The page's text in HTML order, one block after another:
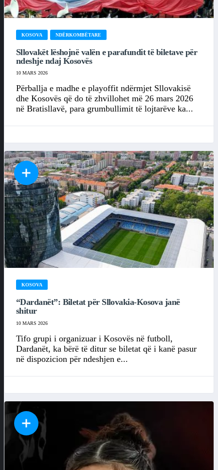
KOSOVA NDËRKOMBËTARE
Sllovakët lëshojnë valën e parafundit të biletave për
ndeshje ndaj Kosovës
10 MARS 2026
Përballja e madhe e playoffit ndërmjet Sllovakisë
dhe Kosovës që do të zhvillohet më 26 mars 2026
në Bratisllavë, para grumbullimit të lojtarëve ka...
KOSOVA
“Dardanët”: Biletat për Sllovakia-Kosova janë
shitur
10 MARS 2026
Tifo grupi i organizuar i Kosovës në futboll,
Dardanët, ka bërë të ditur se biletat që i kanë pasur
në dispozicion për ndeshjen e...